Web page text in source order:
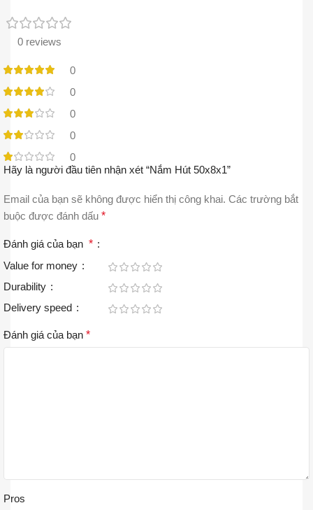
0 reviews
0
0
0
0
0
Hãy là người đầu tiên nhận xét “Nắm Hút 50x8x1”
Email của bạn sẽ không được hiển thị công khai. Các trường bắt
buộc được đánh dấu *
Đánh giá của bạn *
Value for money
Durability
Delivery speed
Đánh giá của bạn *
Pros